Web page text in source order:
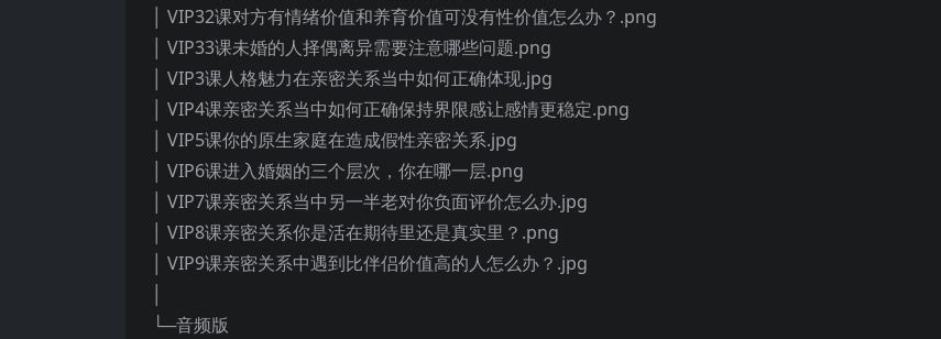
│ VIP32课对方有情绪价值和养育价值可没有性价值怎么办？.png
│ VIP33课未婚的人择偶离异需要注意哪些问题.png
│ VIP3课人格魅力在亲密关系当中如何正确体现.jpg
│ VIP4课亲密关系当中如何正确保持界限感让感情更稳定.png
│ VIP5课你的原生家庭在造成假性亲密关系.jpg
│ VIP6课进入婚姻的三个层次，你在哪一层.png
│ VIP7课亲密关系当中另一半老对你负面评价怎么办.jpg
│ VIP8课亲密关系你是活在期待里还是真实里？.png
│ VIP9课亲密关系中遇到比伴侣价值高的人怎么办？.jpg
└─音频版